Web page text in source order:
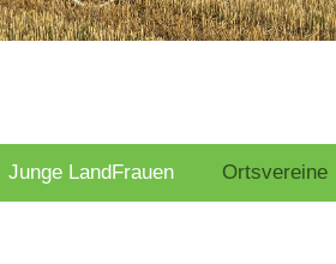
Junge LandFrauen Ortsvereine